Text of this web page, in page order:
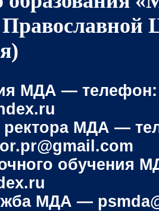
МДА — телефон:
МДА —
обучения
МДА —